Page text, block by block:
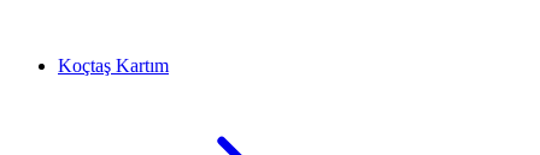
Koçtaş Kartım